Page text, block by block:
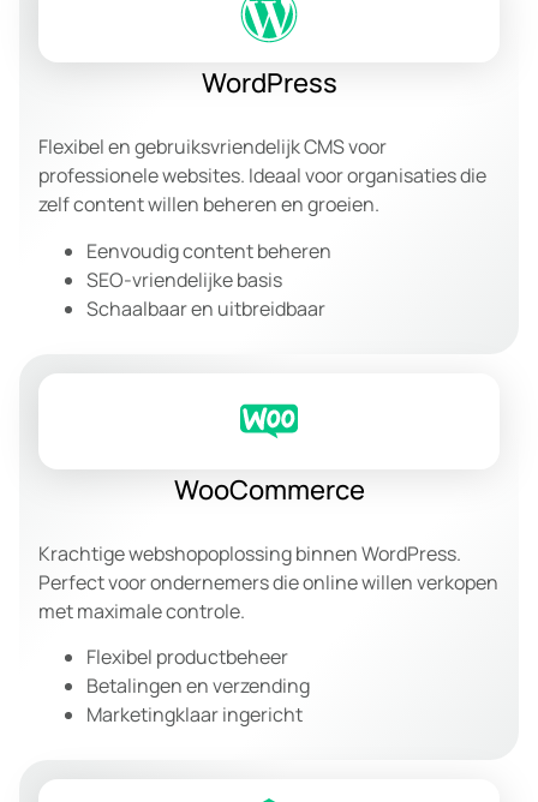
WordPress
Flexibel en gebruiksvriendelijk CMS voor
professionele websites. Ideaal voor organisaties die
zelf content willen beheren en groeien.
Eenvoudig content beheren
SEO-vriendelijke basis
Schaalbaar en uitbreidbaar
WooCommerce
Krachtige webshopoplossing binnen WordPress.
Perfect voor ondernemers die online willen verkopen
met maximale controle.
Flexibel productbeheer
Betalingen en verzending
Marketingklaar ingericht